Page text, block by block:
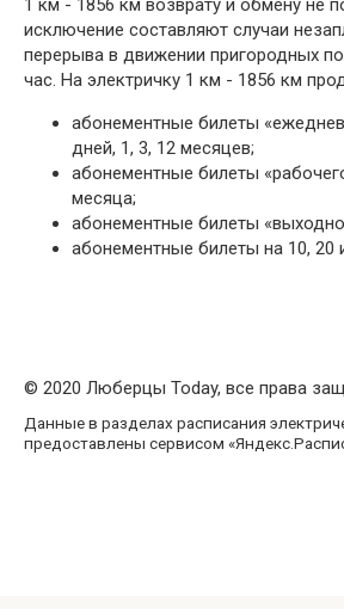
1 км - 1856 км возврату и обмену не
исключение составляют случаи
перерыва в движении пригородных
час. На электричку 1 км - 1856 км
абонементные билеты
дней, 1, 3, 12 месяцев;
абонементные билеты
месяца;
абонементные билеты
абонементные билеты на 10, 20
© 2020 Люберцы Today, все права
Данные в разделах расписания
предоставлены сервисом